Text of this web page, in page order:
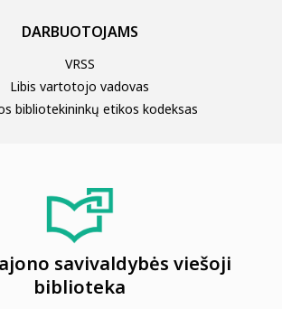
DARBUOTOJAMS
VRSS
Libis vartotojo vadovas
bibliotekininkų etikos kodeksas
savivaldybės viešoji
biblioteka